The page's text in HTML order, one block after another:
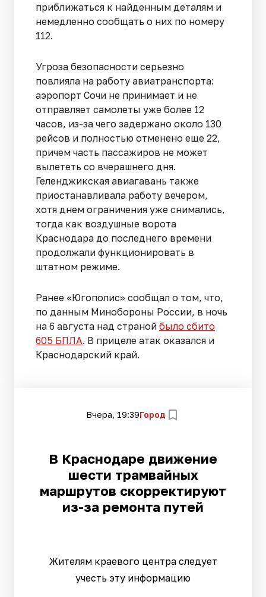
приближаться к найденным деталям и
немедленно сообщать о них по номеру
112.
Угроза безопасности серьезно
повлияла на работу авиатранспорта:
аэропорт Сочи не принимает и не
отправляет самолеты уже более 12
часов, из-за чего задержано около 130
рейсов и полностью отменено еще 22,
причем часть пассажиров не может
вылететь со вчерашнего дня.
Геленджикская авиагавань также
приостанавливала работу вечером,
хотя днем ограничения уже снимались,
тогда как воздушные ворота
Краснодара до последнего времени
продолжали функционировать в
штатном режиме.
Ранее «Югополис» сообщал о том, что,
по данным Минобороны России, в ночь
на 6 августа над страной было сбито
605 БПЛА. В прицеле атак оказался и
Краснодарский край.
Вчера, 19:39Город
В Краснодаре движение
шести трамвайных
маршрутов скорректируют
из-за ремонта путей
Жителям краевого центра следует
учесть эту информацию